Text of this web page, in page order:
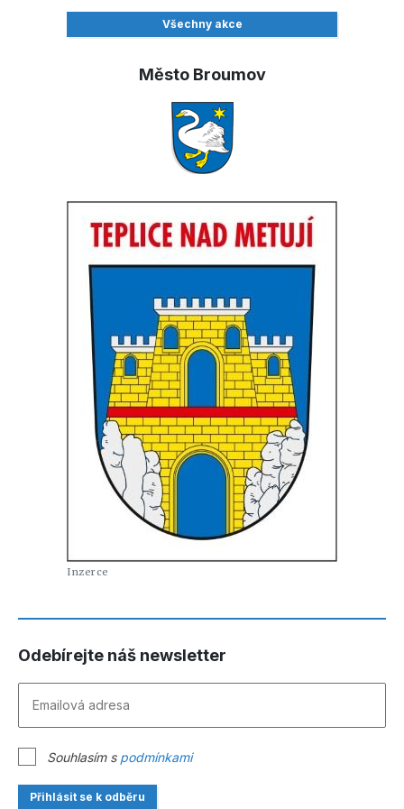
Všechny akce
Město Broumov
Odebírejte náš newsletter
Souhlasím s podmínkami
Přihlásit se k odběru